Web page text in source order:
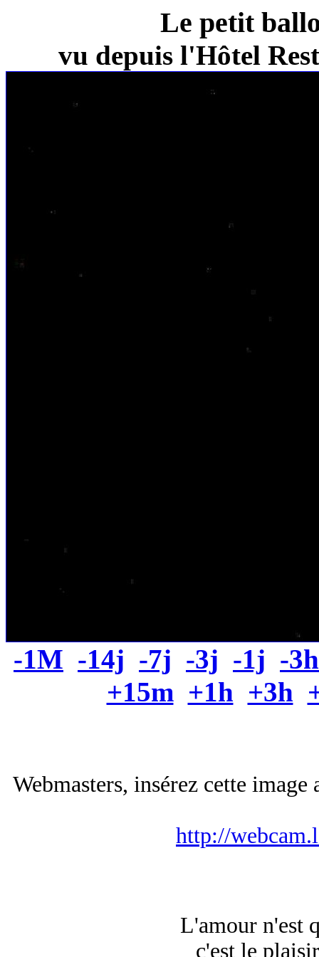
Le petit
vu depuis l'Hôtel
-1M -14j -7j -3j -1j -3h
+15m +1h +3h
Webmasters, insérez cette
http://
L'amour n'est
c'est le